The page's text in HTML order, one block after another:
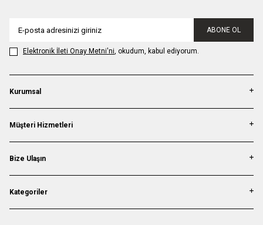
ABONE OL
Elektronik İleti Onay Metni'ni, okudum, kabul ediyorum.
Kurumsal
Müşteri Hizmetleri
Bize Ulaşın
Kategoriler